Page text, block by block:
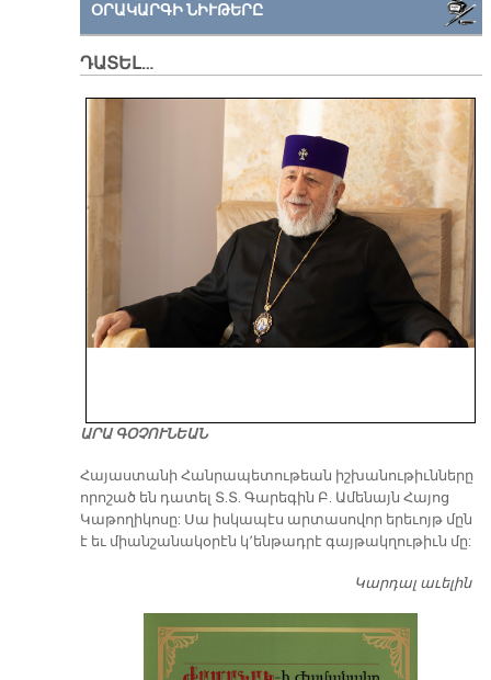
ՕՐԱԿԱՐԳԻ ՆԻՒԹԵՐԸ
ԴԱՏԵԼ…
ԱՐԱ ԳՕՉՈՒՆԵԱՆ
​Հայաստանի Հանրապետութեան իշխանութիւնները
որոշած են դատել Տ.Տ. Գարեգին Բ. Ամենայն Հայոց
Կաթողիկոսը: Սա իսկապէս արտասովոր երեւոյթ մըն
է եւ միանշանակօրէն կ՚ենթադրէ գայթակղութիւն մը:
Կարդալ աւելին